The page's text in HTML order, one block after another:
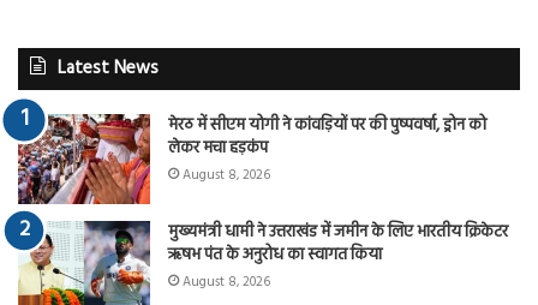
Latest News
मेरठ में सीएम योगी ने कांवड़ियों पर की पुष्पवर्षा, ड्रोन को
लेकर मचा हड़कंप
August 8, 2026
मुख्यमंत्री धामी ने उत्तराखंड में जमीन के लिए भारतीय क्रिकेटर
ऋषभ पंत के अनुरोध का स्वागत किया
August 8, 2026